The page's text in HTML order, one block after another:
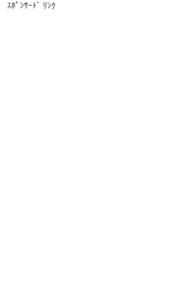
ｽﾎﾟﾝｻｰﾄﾞ ﾘﾝｸ